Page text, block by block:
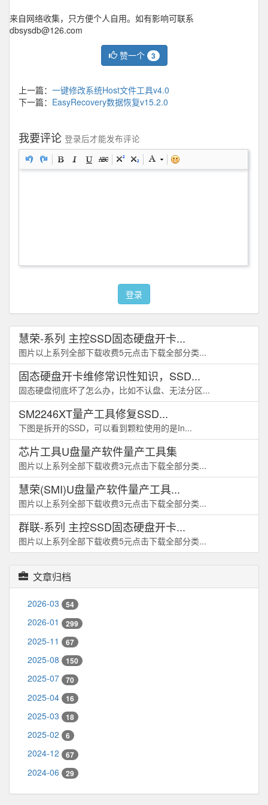
来自网络收集，只方便个人自用。如有影响可联系
dbsysdb@126.com
赞一个 3
上一篇： 一键修改系统Host文件工具v4.0
下一篇： EasyRecovery数据恢复v15.2.0
我要评论 登录后才能发布评论
登录
慧荣-系列 主控SSD固态硬盘开卡...
图片以上系列全部下载收费5元点击下载全部分类...
固态硬盘开卡维修常识性知识，SSD...
固态硬盘彻底坏了怎么办，比如不认盘、无法分区...
SM2246XT量产工具修复SSD...
下图是拆开的SSD，可以看到颗粒使用的是In...
芯片工具U盘量产软件量产工具集
图片以上系列全部下载收费3元点击下载全部分类...
慧荣(SMI)U盘量产软件量产工具...
图片以上系列全部下载收费3元点击下载全部分类...
群联-系列 主控SSD固态硬盘开卡...
图片以上系列全部下载收费5元点击下载全部分类...
文章归档
2026-03 54
2026-01 299
2025-11 67
2025-08 150
2025-07 70
2025-04 16
2025-03 18
2025-02 6
2024-12 67
2024-06 29